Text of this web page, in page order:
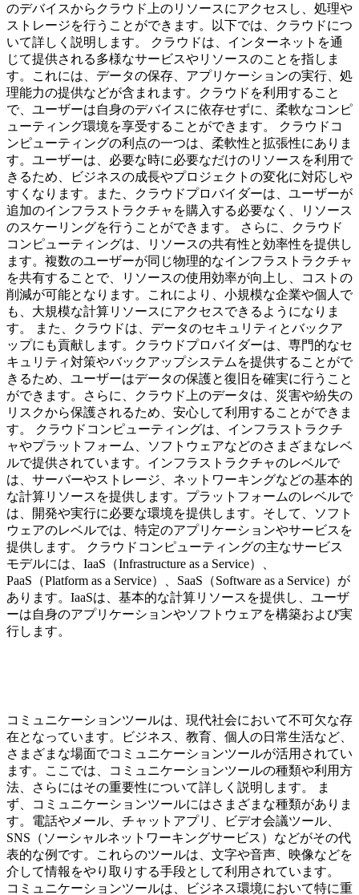
のデバイスからクラウド上のリソースにアクセスし、処理や
ストレージを行うことができます。以下では、クラウドにつ
いて詳しく説明します。 クラウドは、インターネットを通
じて提供される多様なサービスやリソースのことを指しま
す。これには、データの保存、アプリケーションの実行、処
理能力の提供などが含まれます。クラウドを利用すること
で、ユーザーは自身のデバイスに依存せずに、柔軟なコンピ
ューティング環境を享受することができます。 クラウドコ
ンピューティングの利点の一つは、柔軟性と拡張性にありま
す。ユーザーは、必要な時に必要なだけのリソースを利用で
きるため、ビジネスの成長やプロジェクトの変化に対応しや
すくなります。また、クラウドプロバイダーは、ユーザーが
追加のインフラストラクチャを購入する必要なく、リソース
のスケーリングを行うことができます。 さらに、クラウド
コンピューティングは、リソースの共有性と効率性を提供し
ます。複数のユーザーが同じ物理的なインフラストラクチャ
を共有することで、リソースの使用効率が向上し、コストの
削減が可能となります。これにより、小規模な企業や個人で
も、大規模な計算リソースにアクセスできるようになりま
す。 また、クラウドは、データのセキュリティとバックア
ップにも貢献します。クラウドプロバイダーは、専門的なセ
キュリティ対策やバックアップシステムを提供することがで
きるため、ユーザーはデータの保護と復旧を確実に行うこと
ができます。さらに、クラウド上のデータは、災害や紛失の
リスクから保護されるため、安心して利用することができま
す。 クラウドコンピューティングは、インフラストラクチ
ャやプラットフォーム、ソフトウェアなどのさまざまなレベ
ルで提供されています。インフラストラクチャのレベルで
は、サーバーやストレージ、ネットワーキングなどの基本的
な計算リソースを提供します。プラットフォームのレベルで
は、開発や実行に必要な環境を提供します。そして、ソフト
ウェアのレベルでは、特定のアプリケーションやサービスを
提供します。 クラウドコンピューティングの主なサービス
モデルには、IaaS（Infrastructure as a Service）、
PaaS（Platform as a Service）、SaaS（Software as a Service）が
あります。IaaSは、基本的な計算リソースを提供し、ユーザ
ーは自身のアプリケーションやソフトウェアを構築および実
行します。
コミュニケーションツールは、現代社会において不可欠な存
在となっています。ビジネス、教育、個人の日常生活など、
さまざまな場面でコミュニケーションツールが活用されてい
ます。ここでは、コミュニケーションツールの種類や利用方
法、さらにはその重要性について詳しく説明します。 ま
ず、コミュニケーションツールにはさまざまな種類がありま
す。電話やメール、チャットアプリ、ビデオ会議ツール、
SNS（ソーシャルネットワーキングサービス）などがその代
表的な例です。これらのツールは、文字や音声、映像などを
介して情報をやり取りする手段として利用されています。
コミュニケーションツールは、ビジネス環境において特に重